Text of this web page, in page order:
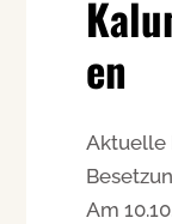
en
Aktuelle
Am